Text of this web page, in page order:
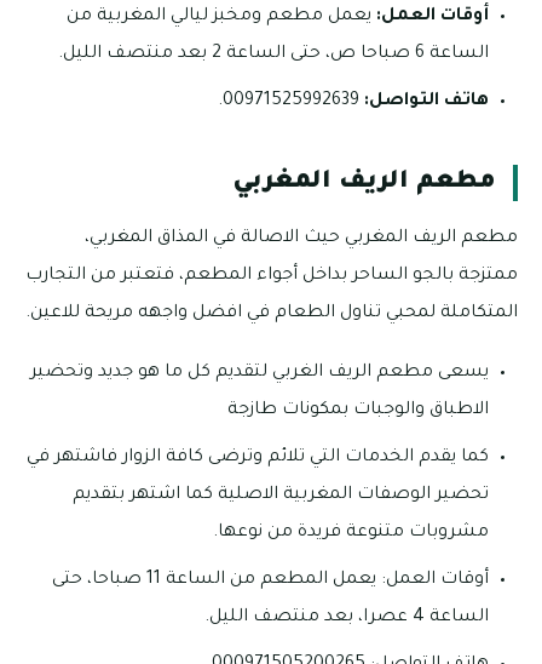
أوقات العمل: يعمل مطعم ومخبز ليالي المغربية من
الساعة 6 صباحا ص، حتى الساعة 2 بعد منتصف الليل.
هاتف التواصل:
مطعم الريف المغربي
مطعم الريف المغربي حيث الاصالة في المذاق المغربي،
ممتزجة بالجو الساحر بداخل أجواء المطعم، فتعتبر من التجارب
المتكاملة لمحبي تناول الطعام في افضل واجهه مريحة للاعين.
يسعى مطعم الريف الغربي لتقديم كل ما هو جديد وتحضير
الاطباق والوجبات بمكونات طازجة
كما يقدم الخدمات التي تلائم وترضى كافة الزوار فاشتهر في
تحضير الوصفات المغربية الاصلية كما اشتهر بتقديم
مشروبات متنوعة فريدة من نوعها.
أوقات العمل: يعمل المطعم من الساعة 11 صباحا، حتى
الساعة 4 عصرا، بعد منتصف الليل.